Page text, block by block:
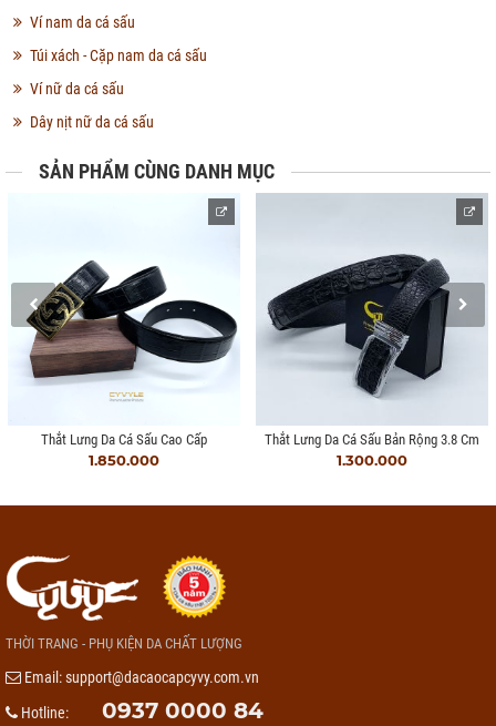
Ví nam da cá sấu
Túi xách - Cặp nam da cá sấu
Ví nữ da cá sấu
Dây nịt nữ da cá sấu
SẢN PHẨM CÙNG DANH MỤC
Thắt Lưng Da Cá Sấu Cao Cấp
1.850.000
Thắt Lưng Da Cá Sấu Bản Rộng 3.8 Cm
1.300.000
THỜI TRANG - PHỤ KIỆN DA CHẤT LƯỢNG
Email:support@dacaocapcyvy.com.vn
Hotline:
0937 0000 84